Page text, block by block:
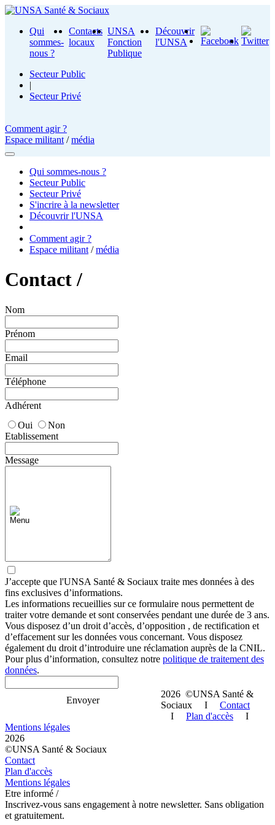
Qui
sommes-
nous ?
Contacts
locaux
UNSA
Fonction
Publique
Découvrir
l'UNSA
Secteur Public
|
Secteur Privé
Comment agir ?
Espace militant /média
Qui sommes-nous ?
Secteur Public
Secteur Privé
S'incrire à la newsletter
Découvrir l'UNSA
Comment agir ?
Espace militant /média
Contact /
Nom
Prénom
Email
Téléphone
Adhérent
Oui
Non
Etablissement
Message
J’accepte que l'UNSA Santé & Sociaux traite mes données à des
fins exclusives d’informations.
Les informations recueillies sur ce formulaire nous permettent de
traiter votre demande et sont conservées pendant une durée de 3 ans.
Vous disposez d’un droit d’accès, d’opposition , de rectification et
d’effacement sur les données vous concernant. Vous disposez
également du droit d’introduire une réclamation auprès de la CNIL.
Pour plus d’information, consultez notre politique de traitement des
données.
Envoyer
2026 ©UNSA Santé &
Sociaux I Contact
I Plan d'accès I
Mentions légales
2026
©UNSA Santé & Sociaux
Contact
Plan d'accès
Mentions légales
Etre informé /
Inscrivez-vous sans engagement à notre newsletter. Sans obligation
et gratuitement.